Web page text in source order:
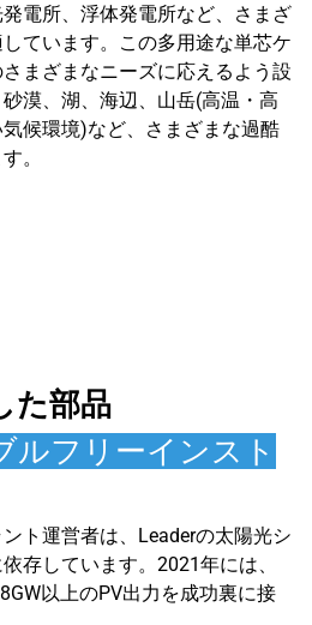
電所、浮体発電所など、さまざ
ています。この多用途な単芯ケ
まざまなニーズに応えるよう設
漠、湖、海辺、山岳(高温・高
候環境)など、さまざまな過酷
。
た部品
ルフリーインスト
ト運営者は、Leaderの太陽光シ
存しています。2021年には、
以上のPV出力を成功裏に接